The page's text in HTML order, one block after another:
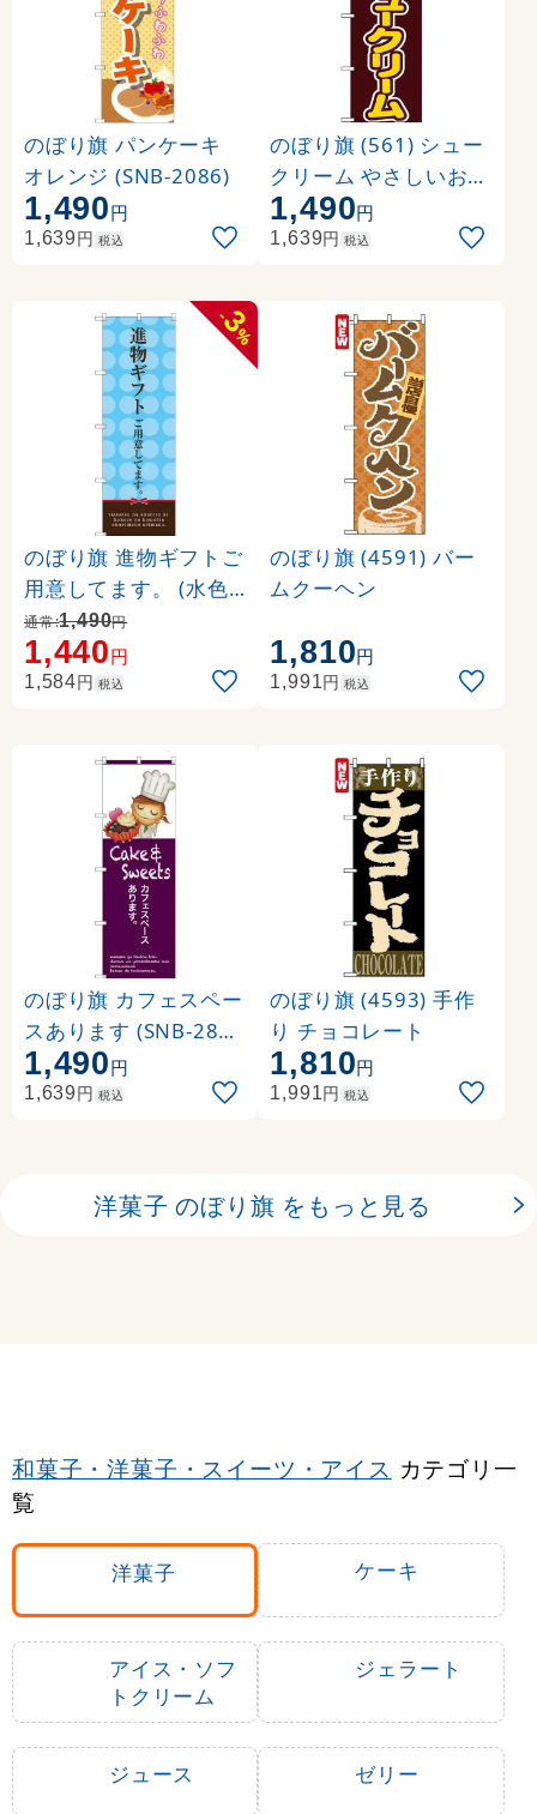
のぼり旗 パンケーキ
オレンジ (SNB-2086)
1,490円
1,639円 税込
のぼり旗 (561) シュー
クリーム やさしいおい
しさ イラスト
1,490円
1,639円 税込
-
3
%
のぼり旗 進物ギフトご
用意してます。 (水色)
(SNB-2747)
通常:1,490円
1,440円
1,584円 税込
のぼり旗 (4591) バー
ムクーヘン
1,810円
1,991円 税込
のぼり旗 カフェスペー
スあります (SNB-2805
)
1,490円
1,639円 税込
のぼり旗 (4593) 手作
り チョコレート
1,810円
1,991円 税込
洋菓子 のぼり旗 をもっと見る
和菓子・洋菓子・スイーツ・アイス カテゴリ一
覧
洋菓子 ケーキ
アイス・ソフ
トクリーム
ジェラート
ジュース ゼリー